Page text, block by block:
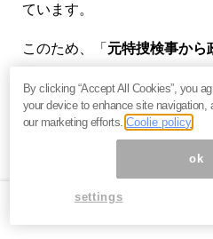
ています。
このため、「 元特捜検事から
世間知らずに考えたのでし
護士の不用意な、したがって
仕事の本質を現していると思
By clicking “Accept All Cookies”, you
your device to enhance site
our marketing efforts.Coolie policy
ok
settings